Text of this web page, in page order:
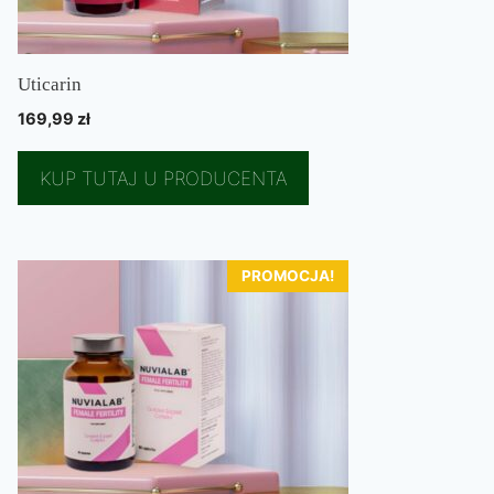
Uticarin
169,99 zł
KUP TUTAJ U PRODUCENTA
PROMOCJA!